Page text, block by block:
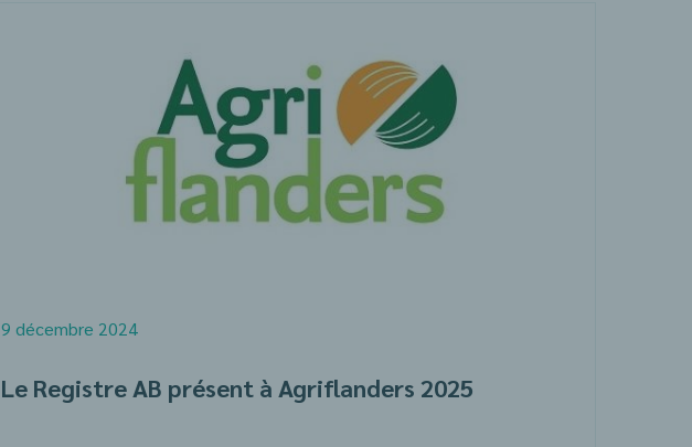
9 décembre 2024
Le Registre AB présent à Agriflanders 2025